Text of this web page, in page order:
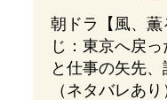
朝ドラ【風、
じ：東京へ戻
と仕事の矢先
（ネタバレあり